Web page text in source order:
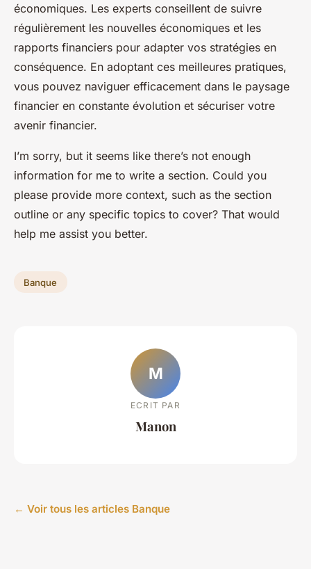
économiques. Les experts conseillent de suivre
régulièrement les nouvelles économiques et les
rapports financiers pour adapter vos stratégies en
conséquence. En adoptant ces meilleures pratiques,
vous pouvez naviguer efficacement dans le paysage
financier en constante évolution et sécuriser votre
avenir financier.
I’m sorry, but it seems like there’s not enough
information for me to write a section. Could you
please provide more context, such as the section
outline or any specific topics to cover? That would
help me assist you better.
Banque
M
ECRIT PAR
Manon
← Voir tous les articles Banque